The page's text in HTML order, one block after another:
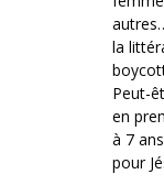
la
Peut-
en
à 7
pour